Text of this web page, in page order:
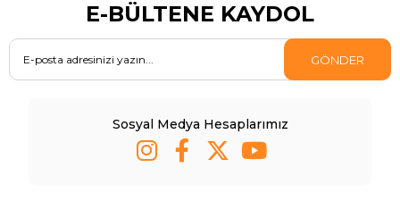
E-BÜLTENE KAYDOL
GÖNDER
Sosyal Medya Hesaplarımız